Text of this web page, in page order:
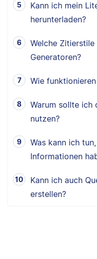
Kann ich mein
herunterladen?
Welche
Generatoren?
Wie
Warum sollte ich
nutzen?
Was kann ich
Informationen
Kann ich auch
erstellen?